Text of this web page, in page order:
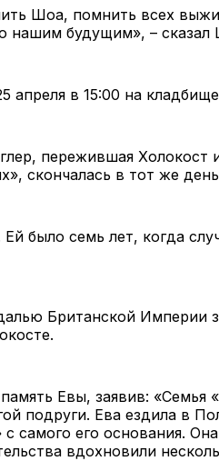
Шоа, помнить всех
нашим будущим», –
апреля в 15:00 на
пережившая Холокост
скончалась в тот же
было семь лет, когда
Британской Империи
Евы, заявив: «Семья
подруги. Ева ездила в
самого его основания.
вдохновили